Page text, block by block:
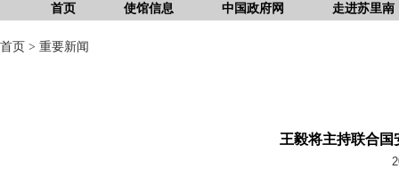
首页 使馆信息 中国政府网 走进苏里南
首页 > 重要新闻
王毅将主持联合